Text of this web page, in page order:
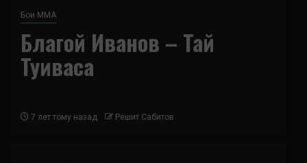
Бои ММА
Благой Иванов – Тай
Туиваса
7 лет тому назад Решит Сабитов